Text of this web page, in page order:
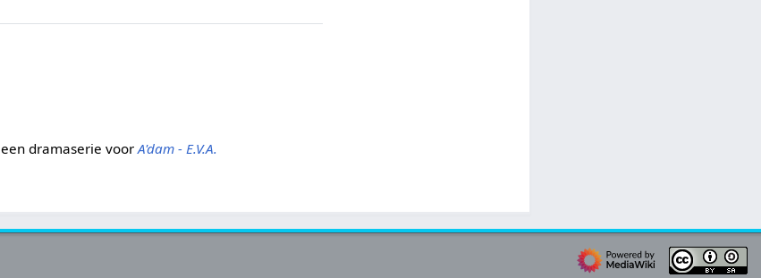
dramaserie voorA'dam - E.V.A.